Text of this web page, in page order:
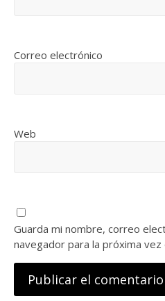
Correo electrónico
Web
Guarda mi nombre, correo
navegador para la próxima vez